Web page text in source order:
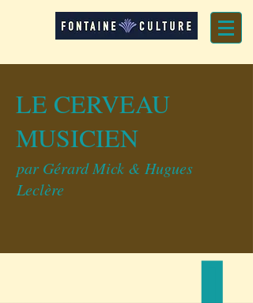
LE CERVEAU
MUSICIEN
par Gérard Mick & Hugues
Leclère